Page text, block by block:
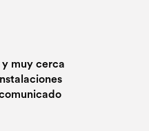
y muy cerca